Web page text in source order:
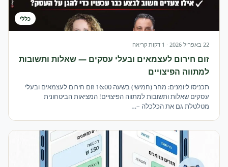
ברוכים הבאים הרשמו עכשיו
מפעילות ומפעילי גנים ומעונות, נמאס לכם
מהניירת? — קלוקיד
מחשבון עזר לחישוב תפוסה ותקינה במעונות יום
רישום להשתלמויות מקצועיות לצוותי החינוך - עם
ד״ר טרי גולדשטיין תשפ״ו
לוח חופשות מעונות יום תשפ\"ה 2025-2026
סדר יום וקשר עם הורים במעון
תברואה הגיינה מזון ותפריטים
תקנות כיבוי אש
כללי
22 באפריל 2026 · 1 דקות קריאה
זום חירום לעצמאים ובעלי עסקים — שאלות ותשובות
למתווה הפיצויים
תכניסו ליומנים: מחר (חמישי) בשעה 16:00 זום חירום לעצמאים ובעלי
עסקים שאלות ותשובות למתווה הפיצויים! המציאות הביטחונית
מטלטלת גם את הכלכלה –…